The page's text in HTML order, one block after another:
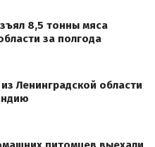
8,5 тонны мяса
за полгода
Ленинградской области